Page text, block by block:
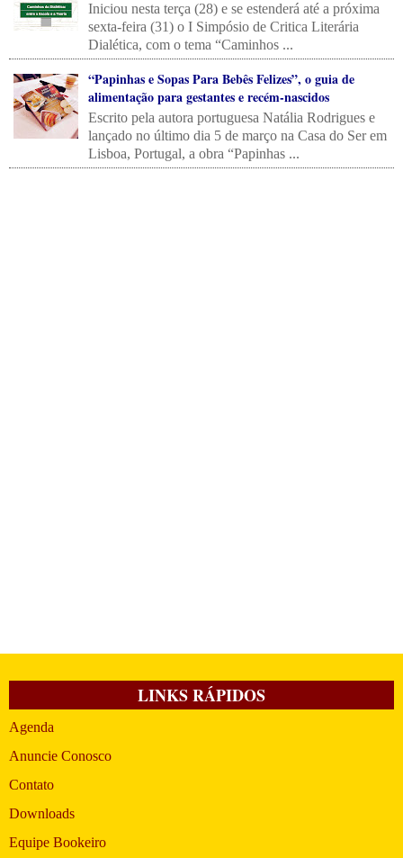
Iniciou nesta terça (28) e se estenderá até a próxima
sexta-feira (31) o I Simpósio de Critica Literária
Dialética, com o tema “Caminhos ...
“Papinhas e Sopas Para Bebês Felizes”, o guia de
alimentação para gestantes e recém-nascidos
Escrito pela autora portuguesa Natália Rodrigues e
lançado no último dia 5 de março na Casa do Ser em
Lisboa, Portugal, a obra “Papinhas ...
LINKS RÁPIDOS
Agenda
Anuncie Conosco
Contato
Downloads
Equipe Bookeiro